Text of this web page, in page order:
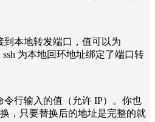
本地转发端口，值可以为
ssh 为本地回环地址绑定了端口转
行输入的值（允许 IP）。你也
，只要替换后的地址是完整的就